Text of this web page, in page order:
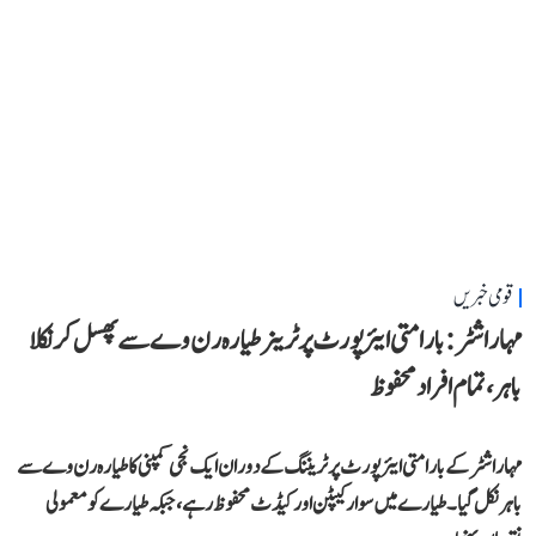
قومی خبریں
مہاراشٹر: بارامتی ایئرپورٹ پر ٹرینر طیارہ رن وے سے پھسل کر نکلا
باہر، تمام افراد محفوظ
مہاراشٹر کے بارامتی ایئرپورٹ پر ٹریننگ کے دوران ایک نجی کمپنی کا طیارہ رن وے سے
باہر نکل گیا۔ طیارے میں سوار کیپٹن اور کیڈٹ محفوظ رہے، جبکہ طیارے کو معمولی